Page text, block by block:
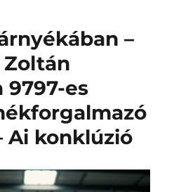
–
es
Ai konklúzió